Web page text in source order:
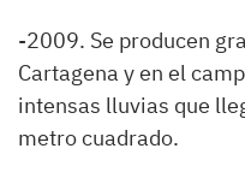
-2009. Se producen
Cartagena y en el
intensas lluvias que
metro cuadrado.